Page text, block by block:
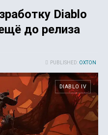
Diablo
до релиза
PUBLISHED: OXTON
DIABLO IV